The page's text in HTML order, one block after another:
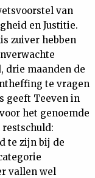
van
en Justitie.
zuiver hebben
drie maanden de
te vragen
geeft Teeven in
het genoemde
te zijn bij de
vallen wel